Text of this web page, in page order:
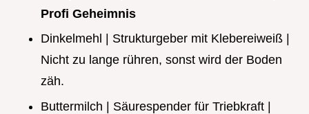
Profi Geheimnis
Dinkelmehl | Strukturgeber mit Klebereiweiß |
Nicht zu lange rühren, sonst wird der Boden
zäh.
Buttermilch | Säurespender für Triebkraft |